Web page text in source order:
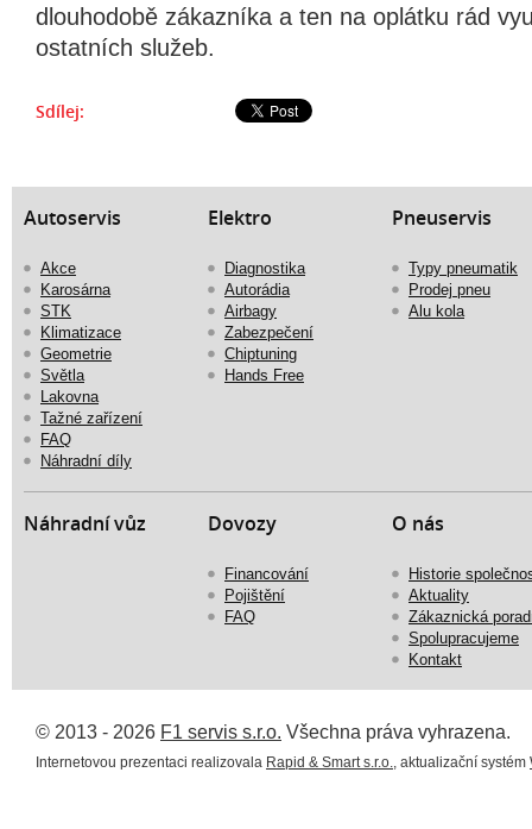
dlouhodobě zákazníka a ten na oplátku rád
ostatních služeb.
Sdílej:
Autoservis
Akce
Karosárna
STK
Klimatizace
Geometrie
Světla
Lakovna
Tažné zařízení
FAQ
Náhradní díly
Elektro
Diagnostika
Autorádia
Airbagy
Zabezpečení
Chiptuning
Hands Free
Pneuservis
Typy pneumatik
Prodej pneu
Alu kola
Náhradní vůz Dovozy
Financování
Pojištění
FAQ
O nás
Historie
Aktuality
Zákaznická
Spolupracujeme
Kontakt
© 2013 - 2026 F1 servis s.r.o. Všechna práva vyhrazena.
Internetovou prezentaci realizovala Rapid & Smart s.r.o. , aktualizační systém